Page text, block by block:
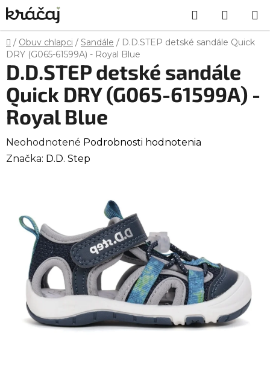
Prejsť
na
obsah
Hľadať
KOŠÍK
Domov
/ Obuv chlapci / Sandále / D.D.STEP detské sandále Quick
DRY (G065-61599A) - Royal Blue
D.D.STEP detské sandále
Quick DRY (G065-61599A) -
Royal Blue
Priemerné
hodnotenie
hviezdičiek.
Neohodnotené Podrobnosti hodnotenia
Značka: D.D. Step